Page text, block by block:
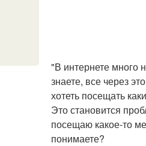
"В интернете много
знаете, все через
хотеть посещать
Это становится
посещаю какое-то
понимаете?